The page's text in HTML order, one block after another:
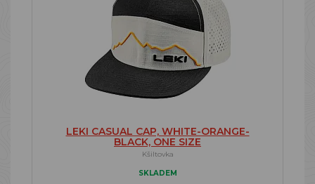
LEKI CASUAL CAP, WHITE-ORANGE-
BLACK, ONE SIZE
Kšiltovka
SKLADEM